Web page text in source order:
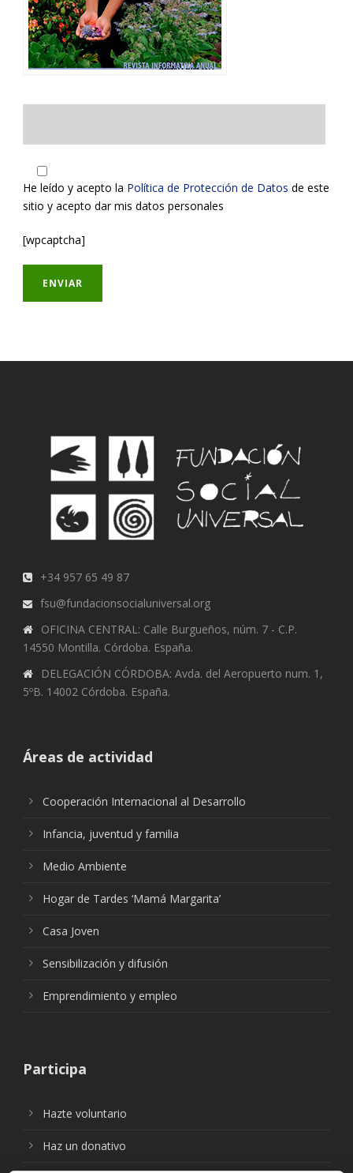
He leído y acepto la Política de Protección de Datos de este
sitio y acepto dar mis datos personales
[wpcaptcha]
+34 957 65 49 87
fsu@fundacionsocialuniversal.org
OFICINA CENTRAL: Calle Burgueños, núm. 7 - C.P.
14550 Montilla. Córdoba. España.
DELEGACIÓN CÓRDOBA: Avda. del Aeropuerto num. 1,
5ºB. 14002 Córdoba. España.
Áreas de actividad
Cooperación Internacional al Desarrollo
Infancia, juventud y familia
Medio Ambiente
Hogar de Tardes ‘Mamá Margarita’
Casa Joven
Sensibilización y difusión
Emprendimiento y empleo
Participa
Hazte voluntario
Haz un donativo